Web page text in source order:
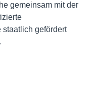
gemeinsam mit der
staatlich gefördert